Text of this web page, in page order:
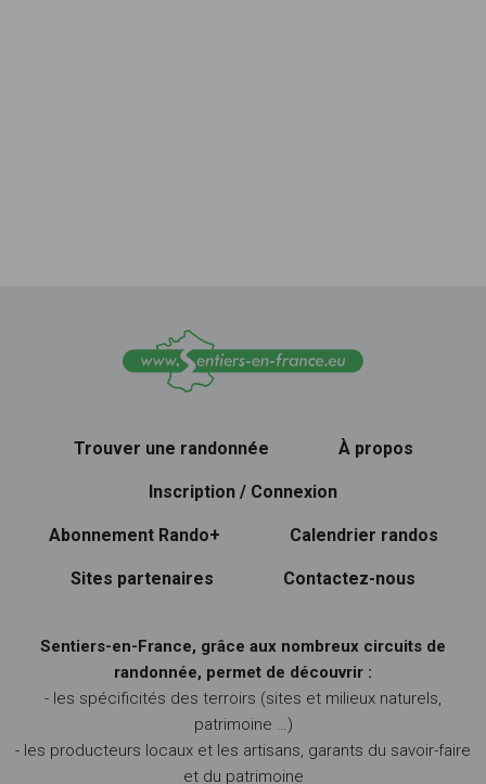
Trouver une randonnée À propos
Inscription / Connexion
Abonnement Rando+ Calendrier randos
Sites partenaires Contactez-nous
Sentiers-en-France, grâce aux nombreux circuits de
randonnée, permet de découvrir :
- les spécificités des terroirs (sites et milieux naturels,
patrimoine …)
- les producteurs locaux et les artisans, garants du savoir-faire
et du patrimoine